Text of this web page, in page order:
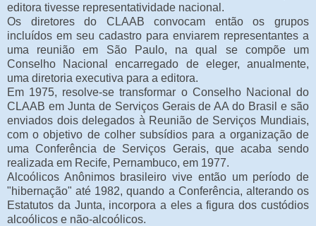
editora tivesse representatividade nacional.
Os diretores do CLAAB convocam então os grupos
incluídos em seu cadastro para enviarem representantes a
uma reunião em São Paulo, na qual se compõe um
Conselho Nacional encarregado de eleger, anualmente,
uma diretoria executiva para a editora.
Em 1975, resolve-se transformar o Conselho Nacional do
CLAAB em Junta de Serviços Gerais de AA do Brasil e são
enviados dois delegados à Reunião de Serviços Mundiais,
com o objetivo de colher subsídios para a organização de
uma Conferência de Serviços Gerais, que acaba sendo
realizada em Recife, Pernambuco, em 1977.
Alcoólicos Anônimos brasileiro vive então um período de
"hibernação" até 1982, quando a Conferência, alterando os
Estatutos da Junta, incorpora a eles a figura dos custódios
alcoólicos e não-alcoólicos.